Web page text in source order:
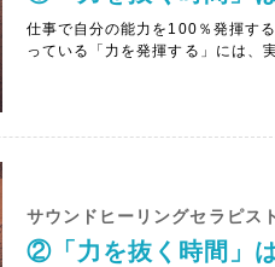
仕事で自分の能力を100％発揮す
っている「力を発揮する」には、
サウンドヒーリングセラピス
②「力を抜く時間」